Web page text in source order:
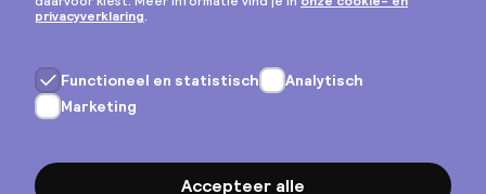
Privacy & cookies
Algemene voorwaarden